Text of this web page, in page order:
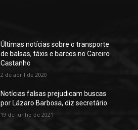
Últimas notícias sobre o transporte
de balsas, táxis e barcos no Careiro
Castanho
2 de abril de 2020
Notícias falsas prejudicam buscas
por Lázaro Barbosa, diz secretário
19 de junho de 2021